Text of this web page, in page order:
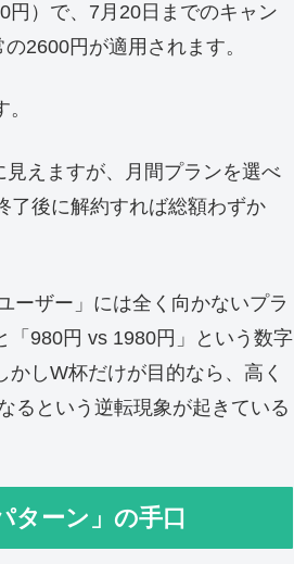
円）で、7月20日までのキャン
2600円が適用されます。
えますが、月間プランを選べ
了後に解約すれば総額わずか
ーザー」には全く向かないプラ
「980円 vs 1980円」という数字
しW杯だけが目的なら、高く
るという逆転現象が起きている
ーン」の手口